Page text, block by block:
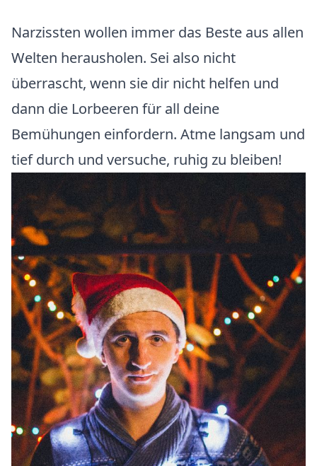
Narzissten wollen immer das Beste aus allen
Welten herausholen. Sei also nicht
überrascht, wenn sie dir nicht helfen und
dann die Lorbeeren für all deine
Bemühungen einfordern. Atme langsam und
tief durch und versuche, ruhig zu bleiben!